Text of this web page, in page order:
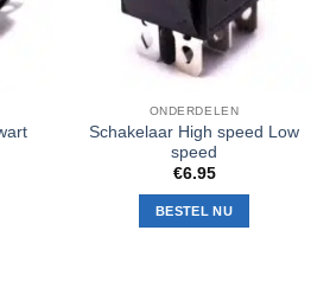
ONDERDELEN
Schakelaar High speed Low
speed
€6.95
BESTEL NU